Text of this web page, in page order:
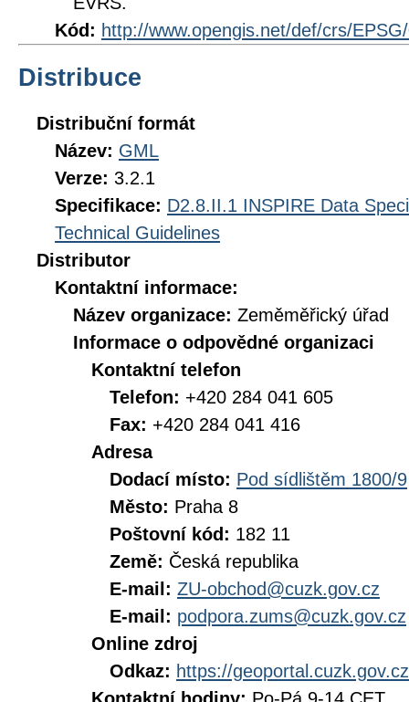
Kód: http://www.opengis.net/def/crs/
Distribuce
Distribuční formát
Název: GML
Verze: 3.2.1
Specifikace: D2.8.II.1 INSPIRE Data
Technical Guidelines
Distributor
Kontaktní informace:
Název organizace: Zeměměřický úřad
Informace o odpovědné organizaci
Kontaktní telefon
Telefon: +420 284 041 605
Fax: +420 284 041 416
Adresa
Dodací místo: Pod sídlištěm 1800/9
Město: Praha 8
Poštovní kód: 182 11
Země: Česká republika
E-mail: ZU-obchod@cuzk.gov.cz
E-mail: podpora.zums@cuzk.gov.cz
Online zdroj
Odkaz: https://geoportal.cuzk.gov.cz